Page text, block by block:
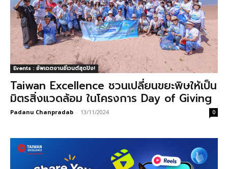
Events : อัพเดตงานอีเวนต์สุดปัง!
Taiwan Excellence ชวนเปลี่ยนขยะพิษให้เป็น
มิตรสิ่งแวดล้อม ในโครงการ Day of Giving
Padanu Chanpradab - 13/11/2024 0